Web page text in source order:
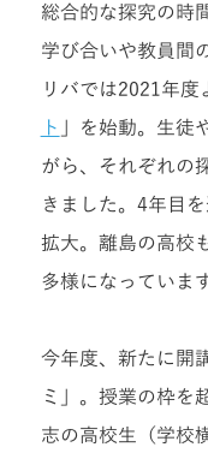
総合的な探究の時
学び合いや教員間
リバでは2021年度
ト
」を始動。生徒
がら、それぞれの
きました。4年目
拡大。離島の高校
多様になっています
今年度、新たに開
ミ」。授業の枠を
志の高校生（学校